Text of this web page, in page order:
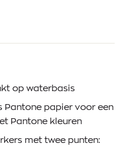
op waterbasis
Pantone papier voor een
Pantone kleuren
met twee punten: